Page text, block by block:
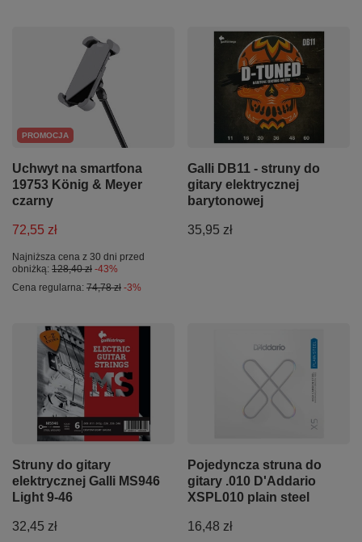
PROMOCJA
Uchwyt na smartfona
19753 König & Meyer
czarny
72,55 zł
Najniższa cena z 30 dni przed
obniżką: 128,40 zł -43%
Cena regularna: 74,78 zł -3%
Galli DB11 - struny do
gitary elektrycznej
barytonowej
35,95 zł
Struny do gitary
elektrycznej Galli MS946
Light 9-46
32,45 zł
Pojedyncza struna do
gitary .010 D'Addario
XSPL010 plain steel
16,48 zł